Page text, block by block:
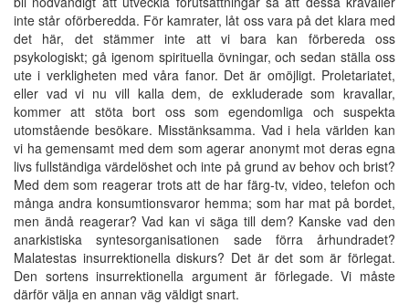
inte står oförberedda. För kamrater, låt oss vara på det klara med
det här, det stämmer inte att vi bara kan förbereda oss
psykologiskt; gå igenom spirituella övningar, och sedan ställa oss
ute i verkligheten med våra fanor. Det är omöjligt. Proletariatet,
eller vad vi nu vill kalla dem, de exkluderade som kravallar,
kommer att stöta bort oss som egendomliga och suspekta
utomstående besökare. Misstänksamma. Vad i hela världen kan
vi ha gemensamt med dem som agerar anonymt mot deras egna
livs fullständiga värdelöshet och inte på grund av behov och brist?
Med dem som reagerar trots att de har färg-tv, video, telefon och
många andra konsumtionsvaror hemma; som har mat på bordet,
men ändå reagerar? Vad kan vi säga till dem? Kanske vad den
anarkistiska syntesorganisationen sade förra århundradet?
Malatestas insurrektionella diskurs? Det är det som är förlegat.
Den sortens insurrektionella argument är förlegade. Vi måste
därför välja en annan väg väldigt snart.